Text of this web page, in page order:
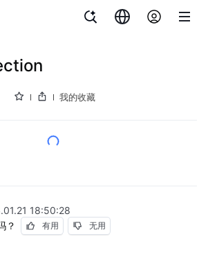
我的收藏
18:50:28
？
有用 无用